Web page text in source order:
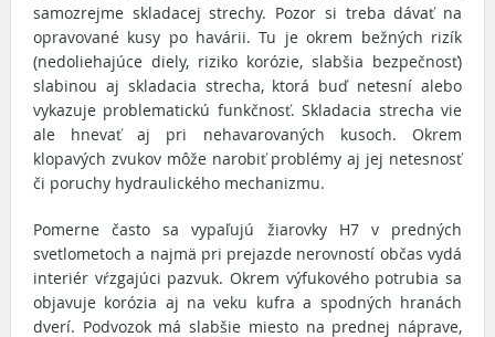
samozrejme skladacej strechy. Pozor si treba dávať na
opravované kusy po havárii. Tu je okrem bežných rizík
(nedoliehajúce diely, riziko korózie, slabšia bezpečnosť)
slabinou aj skladacia strecha, ktorá buď netesní alebo
vykazuje problematickú funkčnosť. Skladacia strecha vie
ale hnevať aj pri nehavarovaných kusoch. Okrem
klopavých zvukov môže narobiť problémy aj jej netesnosť
či poruchy hydraulického mechanizmu.
Pomerne často sa vypaľujú žiarovky H7 v predných
svetlometoch a najmä pri prejazde nerovností občas vydá
interiér vŕzgajúci pazvuk. Okrem výfukového potrubia sa
objavuje korózia aj na veku kufra a spodných hranách
dverí. Podvozok má slabšie miesto na prednej náprave,